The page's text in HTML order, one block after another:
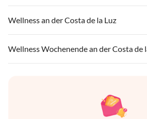
Wellness an der Costa de la Luz
Wellness Wochenende an der Costa de